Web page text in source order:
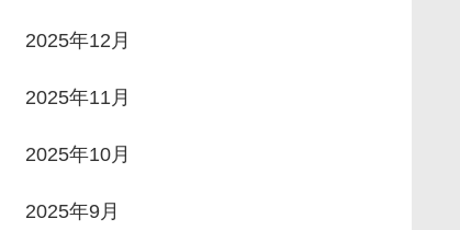
2025年12月
2025年11月
2025年10月
2025年9月